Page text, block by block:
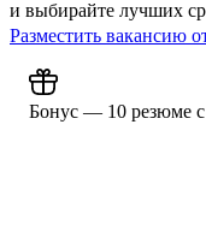
и выбирайте лучших
Разместить вакансию
Бонус — 10 резюме